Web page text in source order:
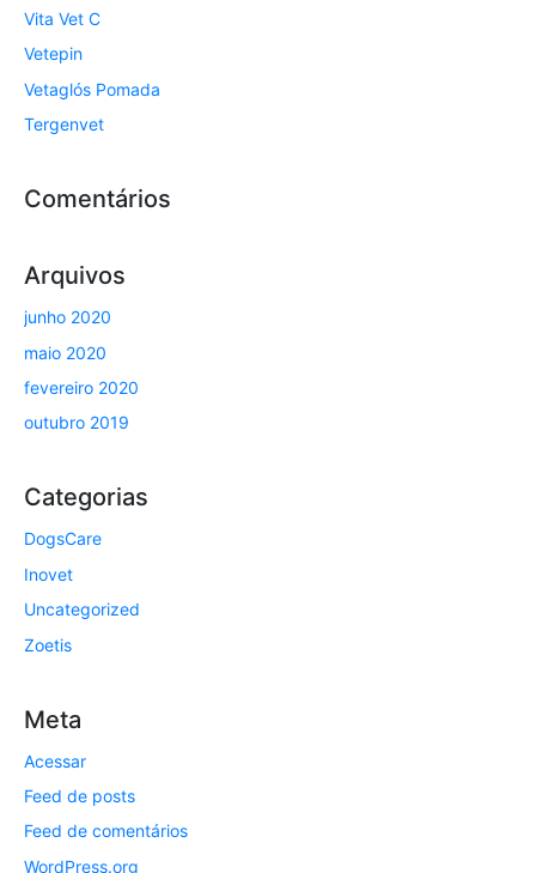
Vita Vet C
Vetepin
Vetaglós Pomada
Tergenvet
Comentários
Arquivos
junho 2020
maio 2020
fevereiro 2020
outubro 2019
Categorias
DogsCare
Inovet
Uncategorized
Zoetis
Meta
Acessar
Feed de posts
Feed de comentários
WordPress.org